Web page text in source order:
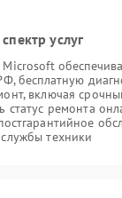
услуг
бесплатную
включая
статус ремонта
техники